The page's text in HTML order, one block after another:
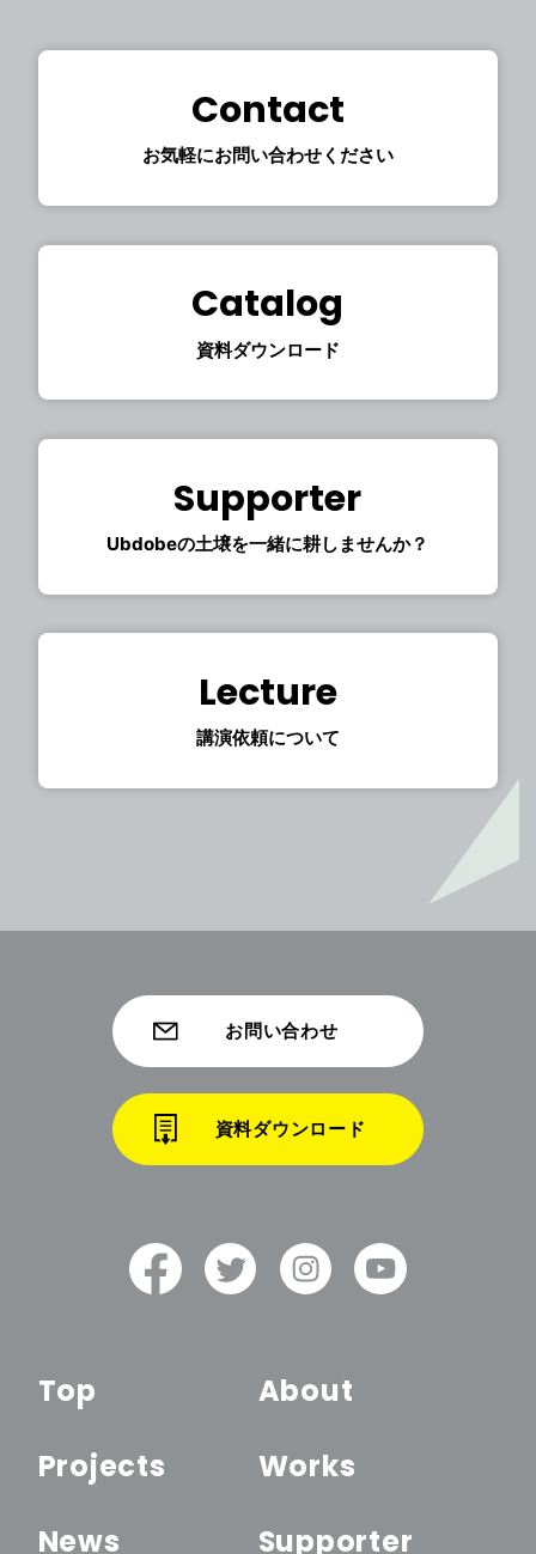
Contact
お気軽にお問い合わせください
Catalog
資料ダウンロード
Supporter
Ubdobeの土壌を一緒に耕しませんか？
Lecture
講演依頼について
お問い合わせ
資料ダウンロード
Top
About
Projects
Works
News
Supporter
Privacy Policy